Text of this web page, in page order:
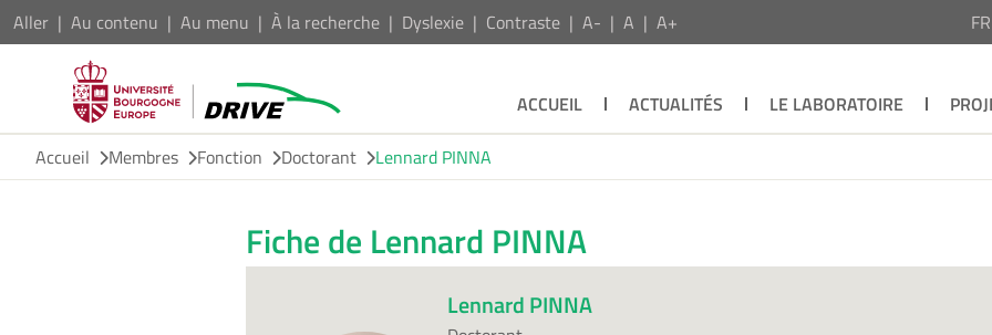
Aller Au contenu Au menu À la recherche Dyslexie Contraste A- A A+ FR
ACCUEIL ACTUALITÉS LE LABORATOIRE
Accueil
Membres Fonction Doctorant Lennard PINNA
Fiche de Lennard PINNA
Lennard PINNA